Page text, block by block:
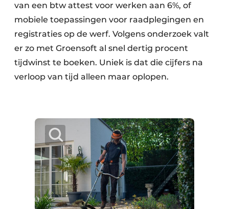
van een btw attest voor werken aan 6%, of
mobiele toepassingen voor raadplegingen en
registraties op de werf. Volgens onderzoek valt
er zo met Groensoft al snel dertig procent
tijdwinst te boeken. Uniek is dat die cijfers na
verloop van tijd alleen maar oplopen.